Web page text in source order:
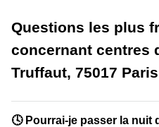
Questions les plus
concernant centres
Truffaut, 75017
🕓 Pourrai-je passer la nuit